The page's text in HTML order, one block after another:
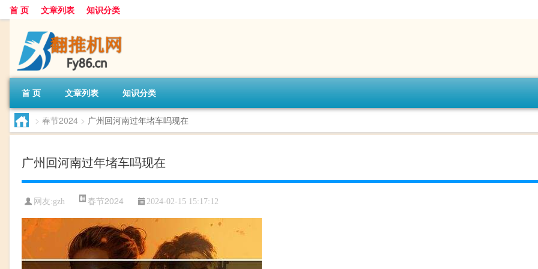
首 页 文章列表 知识分类
首 页 文章列表 知识分类
> 春节2024 > 广州回河南过年堵车吗现在
广州回河南过年堵车吗现在
网友:gzh 春节2024 2024-02-15 15:17:12